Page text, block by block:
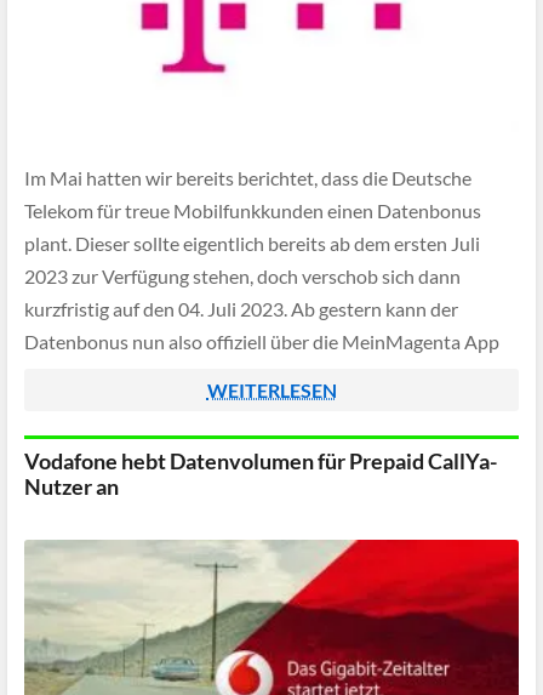
Im Mai hatten wir bereits berichtet, dass die Deutsche
Telekom für treue Mobilfunkkunden einen Datenbonus
plant. Dieser sollte eigentlich bereits ab dem ersten Juli
2023 zur Verfügung stehen, doch verschob sich dann
kurzfristig auf den 04. Juli 2023. Ab gestern kann der
Datenbonus nun also offiziell über die MeinMagenta App
WEITERLESEN
Vodafone hebt Datenvolumen für Prepaid CallYa-
Nutzer an